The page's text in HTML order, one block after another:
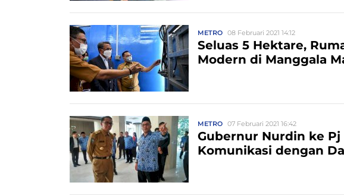
METRO 08 Februari 2021 14:12
Seluas 5 Hektare,
Modern di Manggala
METRO 07 Februari 2021 16:42
Gubernur Nurdin ke Pj
Komunikasi dengan